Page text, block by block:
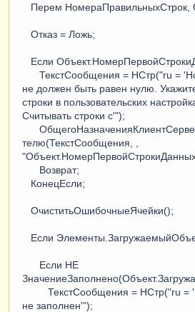
Перем НомераПравильныхСтрок,
Отказ = Ложь;
Если
ТекстСообщения = НСтр("ru =
не должен быть равен нулю.
строки в пользовательских
Считывать строки с'");
телю(ТекстСообщения, ,
Возврат;
КонецЕсли;
ОчиститьОшибочныеЯчейки();
Если
Если НЕ
ТекстСообщения = НСтр("ru =
не заполнен'");